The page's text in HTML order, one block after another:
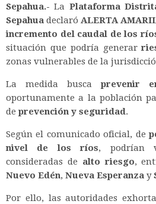
Sepahua.- La Plataforma
Sepahua declaró ALERTA
incremento del caudal de los
situación que podría generar
zonas vulnerables de la
La medida busca prevenir
oportunamente a la población
de prevención y seguridad.
Según el comunicado oficial, de
nivel de los ríos, podrían
consideradas de alto riesgo,
Nuevo Edén, Nueva Esperanza y
Por ello, las autoridades